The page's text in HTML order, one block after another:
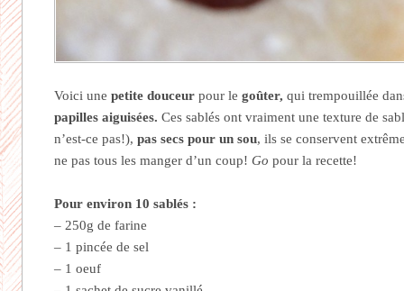
Voici unepetite douceur pour legoûter, qui trempouillée
papilles aiguisées. Ces sablés ont vraiment une texture de
n’est-ce pas!),pas secspour un sou, ils se conservent
ne pas tous les manger d’un coup!Go pour la recette!
Pour environ 10 sablés :
– 250g de farine
– 1 pincée de sel
– 1 oeuf